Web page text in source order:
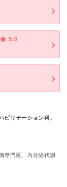
5.0
ビリテーション科、
専門医、内分泌代謝